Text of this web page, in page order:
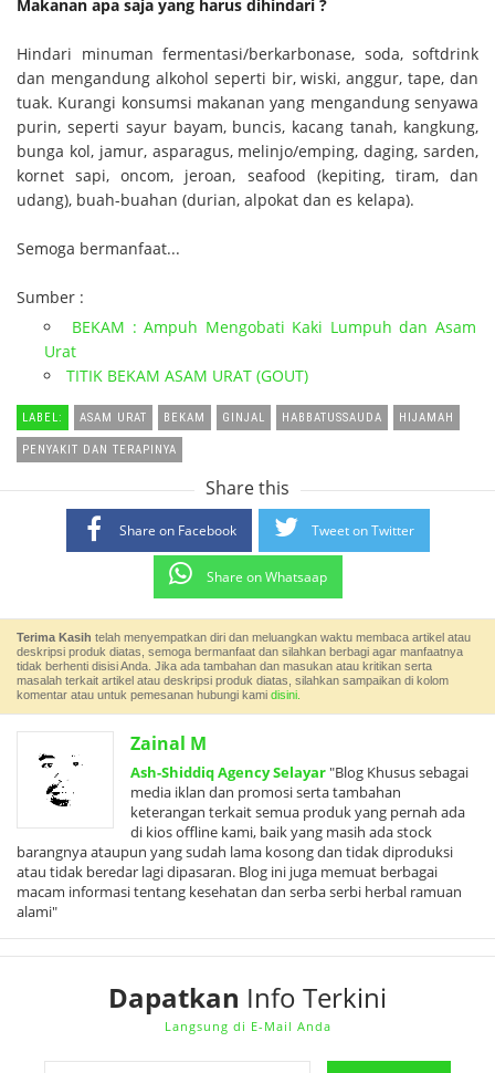
Makanan apa saja yang harus dihindari ?
Hindari minuman fermentasi/berkarbonase, soda, softdrink
dan mengandung alkohol seperti bir, wiski, anggur, tape, dan
tuak. Kurangi konsumsi makanan yang mengandung senyawa
purin, seperti sayur bayam, buncis, kacang tanah, kangkung,
bunga kol, jamur, asparagus, melinjo/emping, daging, sarden,
kornet sapi, oncom, jeroan, seafood (kepiting, tiram, dan
udang), buah-buahan (durian, alpokat dan es kelapa).
Semoga bermanfaat...
Sumber :
BEKAM : Ampuh Mengobati Kaki Lumpuh dan Asam
Urat
TITIK BEKAM ASAM URAT (GOUT)
LABEL: ASAM URAT BEKAM GINJAL HABBATUSSAUDA HIJAMAH
PENYAKIT DAN TERAPINYA
Share this
Share on Facebook Tweet on Twitter
Share on Whatsaap
Terima Kasih telah menyempatkan diri dan meluangkan waktu membaca artikel atau
deskripsi produk diatas, semoga bermanfaat dan silahkan berbagi agar manfaatnya
tidak berhenti disisi Anda. Jika ada tambahan dan masukan atau kritikan serta
masalah terkait artikel atau deskripsi produk diatas, silahkan sampaikan di kolom
komentar atau untuk pemesanan hubungi kami disini.
Zainal M
Ash-Shiddiq Agency Selayar"Blog Khusus sebagai
media iklan dan promosi serta tambahan
keterangan terkait semua produk yang pernah ada
di kios offline kami, baik yang masih ada stock
barangnya ataupun yang sudah lama kosong dan tidak diproduksi
atau tidak beredar lagi dipasaran. Blog ini juga memuat berbagai
macam informasi tentang kesehatan dan serba serbi herbal ramuan
alami"
Dapatkan Info Terkini
Langsung di E-Mail Anda